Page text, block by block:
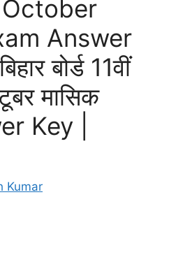
Answer
बोर्ड 11वीं
मासिक
Key |
Kumar